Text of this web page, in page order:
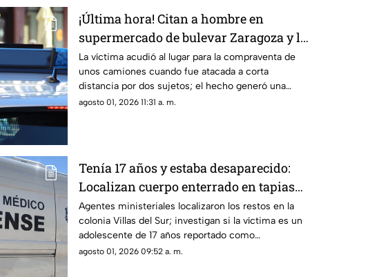
¡Última hora! Citan a hombre en
supermercado de bulevar Zaragoza y lo
acribillan este sábado
La víctima acudió al lugar para la compraventa de
unos camiones cuando fue atacada a corta
distancia por dos sujetos; el hecho generó una
intensa movilización policial
agosto 01, 2026 11:31 a. m.
Tenía 17 años y estaba desaparecido:
Localizan cuerpo enterrado en tapias
de Villas del Sur
Agentes ministeriales localizaron los restos en la
colonia Villas del Sur; investigan si la víctima es un
adolescente de 17 años reportado como
desaparecido
agosto 01, 2026 09:52 a. m.